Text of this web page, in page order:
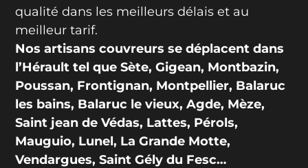
qualité dans les meilleurs délais et au
meilleur tarif.
Nos artisans couvreurs se déplacent dans
l’Hérault tel que Sète, Gigean, Montbazin,
Poussan, Frontignan, Montpellier, Balaruc
les bains, Balaruc le vieux, Agde, Mèze,
Saint jean de Védas, Lattes, Pérols,
Mauguio, Lunel, La Grande Motte,
Vendargues, Saint Gély du Fesc…